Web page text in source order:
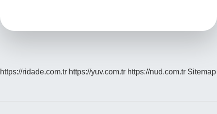
https://ridade.com.tr https://yuv.com.tr https://nud.com.tr Sitemap